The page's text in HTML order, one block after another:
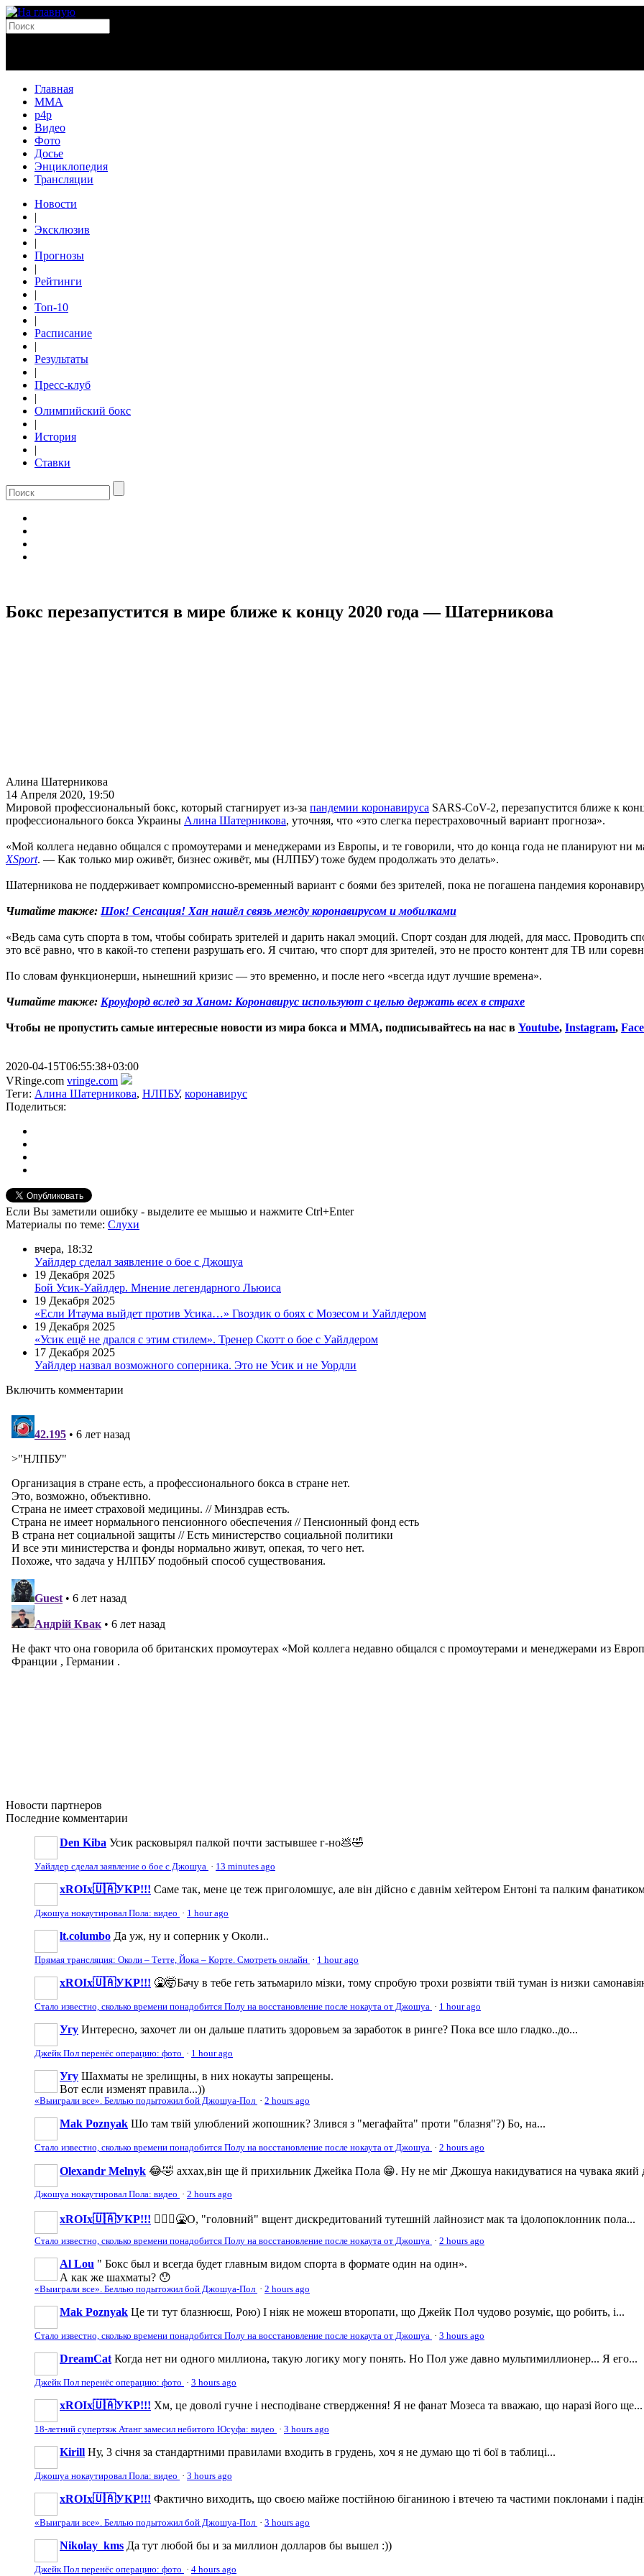
Главная
MMA
p4p
Видео
Фото
Досье
Энциклопедия
Трансляции
Новости
|
Эксклюзив
|
Прогнозы
|
Рейтинги
|
Топ-10
|
Расписание
|
Результаты
|
Пресс-клуб
|
Олимпийский бокс
|
История
|
Ставки
Бокс перезапустится в мире ближе к концу 2020 года — Шатерникова
Алина Шатерникова
14 Апреля 2020, 19:50
Мировой профессиональный бокс, который стагнирует из-за пандемии коронавируса SARS-CoV-2, перезапустится ближе к
профессионального бокса Украины Алина Шатерникова, уточняя, что «это слегка перестраховочный вариант прогноза».
«Мой коллега недавно общался с промоутерами и менеджерами из Европы, и те говорили, что до конца года не планируют
XSport. — Как только мир оживёт, бизнес оживёт, мы (НЛПБУ) тоже будем продолжать это делать».
Шатерникова не поддерживает компромиссно-временный вариант с боями без зрителей, пока не погашена пандемия
Читайте также: Шок! Cенсация! Хан нашёл связь между коронавирусом и мобилками
«Ведь сама суть спорта в том, чтобы собирать зрителей и дарить накал эмоций. Спорт создан для людей, для масс. Проводить
это всё равно, что в какой-то степени разрушать его. Я считаю, что спорт для зрителей, это не просто контент для ТВ или
По словам функционерши, нынешний кризис — это временно, и после него «всегда идут лучшие времена».
Читайте также: Кроуфорд вслед за Ханом: Коронавирус используют с целью держать всех в страхе
Чтобы не пропустить самые интересные новости из мира бокса и ММА, подписывайтесь на нас в Youtube, Instagram,
2020-04-15T06:55:38+03:00
VRinge.com vringe.com
Теги: Алина Шатерникова, НЛПБУ, коронавирус
Поделиться:
Если Вы заметили ошибку - выделите ее мышью и нажмите Ctrl+Enter
Материалы по теме: Слухи
вчера, 18:32
Уайлдер сделал заявление о бое с Джошуа
19 Декабря 2025
Бой Усик-Уайлдер. Мнение легендарного Льюиса
19 Декабря 2025
«Если Итаума выйдет против Усика…» Гвоздик о боях с Мозесом и Уайлдером
19 Декабря 2025
«Усик ещё не дрался с этим стилем». Тренер Скотт о бое с Уайлдером
17 Декабря 2025
Уайлдер назвал возможного соперника. Это не Усик и не Уордли
Включить комментарии
Новости партнеров
Последние комментарии
Den Kiba Усик расковырял палкой почти застывшее г-но💩🤣
Уайлдер сделал заявление о бое с Джошуа · 13 minutes ago
xROIx🇺🇦УКР!!! Саме так, мене це теж приголомшує, але він дійсно є давнім хейтером Ентоні та палким
Джошуа нокаутировал Пола: видео · 1 hour ago
lt.columbo Да уж, ну и соперник у Околи..
Прямая трансляция: Околи – Тетте, Йока – Корте. Смотреть онлайн · 1 hour ago
xROIx🇺🇦УКР!!! 🤮🤯Бачу в тебе геть затьмарило мізки, тому спробую трохи розвіяти твій туман із низки
Стало известно, сколько времени понадобится Полу на восстановление после нокаута от Джошуа · 1 hour ago
Угу Интересно, захочет ли он дальше платить здоровьем за заработок в ринге? Пока все шло гладко..до...
Джейк Пол перенёс операцию: фото · 1 hour ago
Угу Шахматы не зрелищны, в них нокауты запрещены.
Вот если изменят правила...))
«Выиграли все». Беллью подытожил бой Джошуа-Пол · 2 hours ago
Mak Poznyak Шо там твій улюблений жопошник? Злився з "мегафайта" проти "блазня"?) Бо, на...
Стало известно, сколько времени понадобится Полу на восстановление после нокаута от Джошуа · 2 hours ago
Olexandr Melnyk 😂🤣 аххах,він ще й прихильник Джейка Пола 😁. Ну не міг Джошуа накидуватися на чувака який
Джошуа нокаутировал Пола: видео · 2 hours ago
xROIx🇺🇦УКР!!! 🤦🏻‍♂️🤮О, "головний" вщент дискредитований тутешній лайнозист мак та ідолопоклонник пола...
Стало известно, сколько времени понадобится Полу на восстановление после нокаута от Джошуа · 2 hours ago
Al Lou " Бокс был и всегда будет главным видом спорта в формате один на один».
А как же шахматы? 😯
«Выиграли все». Беллью подытожил бой Джошуа-Пол · 2 hours ago
Mak Poznyak Це ти тут блазнюєш, Рою) І ніяк не можеш второпати, що Джейк Пол чудово розуміє, що робить, і...
Стало известно, сколько времени понадобится Полу на восстановление после нокаута от Джошуа · 3 hours ago
DreamCat Когда нет ни одного миллиона, такую логику могу понять. Но Пол уже давно мультимиллионер... Я его...
Джейк Пол перенёс операцию: фото · 3 hours ago
xROIx🇺🇦УКР!!! Хм, це доволі гучне і несподіване ствердження! Я не фанат Мозеса та вважаю, що наразі його ще...
18-летний супертяж Атанг замесил небитого Юсуфа: видео · 3 hours ago
Kirill Ну, 3 січня за стандартними правилами входить в грудень, хоч я не думаю що ті бої в таблиці...
Джошуа нокаутировал Пола: видео · 3 hours ago
xROIx🇺🇦УКР!!! Фактично виходить, що своєю майже постійною біганиною і втечею та частими поклонами і
«Выиграли все». Беллью подытожил бой Джошуа-Пол · 3 hours ago
Nikolay_kms Да тут любой бы и за миллион долларов бы вышел :))
Джейк Пол перенёс операцию: фото · 4 hours ago